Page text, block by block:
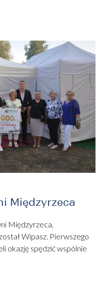
Międzyrzeca
Międzyrzeca,
Wipasz. Pierwszego
okazję spędzić wspólnie